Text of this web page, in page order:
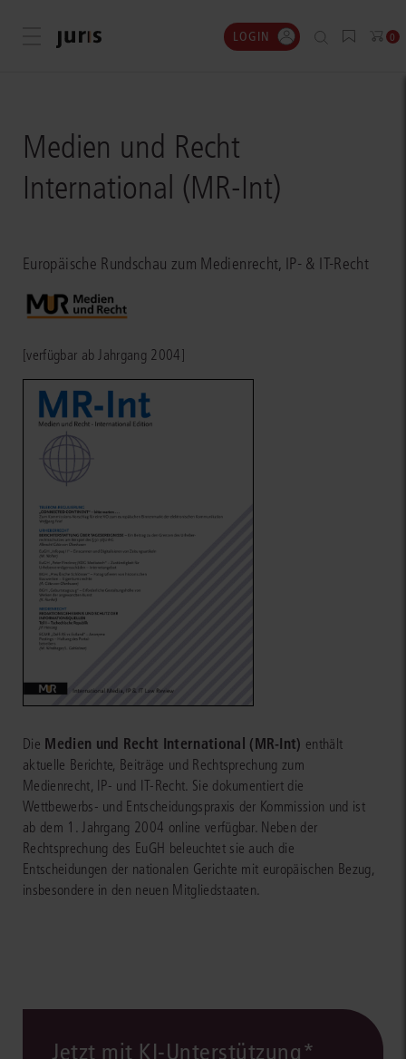
Menü öffnen LOGIN 0
Medien und Recht
International (MR-Int)
Europäische Rundschau zum Medienrecht, IP- & IT-Recht
[verfügbar ab Jahrgang 2004]
Die Medien und Recht International (MR-Int) enthält
aktuelle Berichte, Beiträge und Rechtsprechung zum
Medienrecht, IP- und IT-Recht. Sie dokumentiert die
Wettbewerbs- und Entscheidungspraxis der Kommission und ist
ab dem 1. Jahrgang 2004 online verfügbar. Neben der
Rechtsprechung des EuGH beleuchtet sie auch die
Entscheidungen der nationalen Gerichte mit europäischen Bezug,
insbesondere in den neuen Mitgliedstaaten.
Jetzt mit KI-Unterstützung*